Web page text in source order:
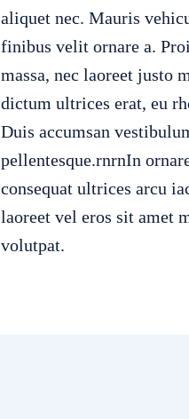
aliquet nec. Mauris
finibus velit ornare a.
massa, nec laoreet justo
dictum ultrices erat, eu
Duis accumsan
pellentesque.rnrnIn
consequat ultrices arcu
laoreet vel eros sit amet
volutpat.